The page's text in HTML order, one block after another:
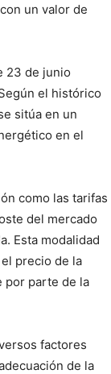
un valor de
23 de junio
el histórico
sitúa en un
en el
como las tarifas
del mercado
Esta modalidad
precio de la
por parte de la
factores
de la